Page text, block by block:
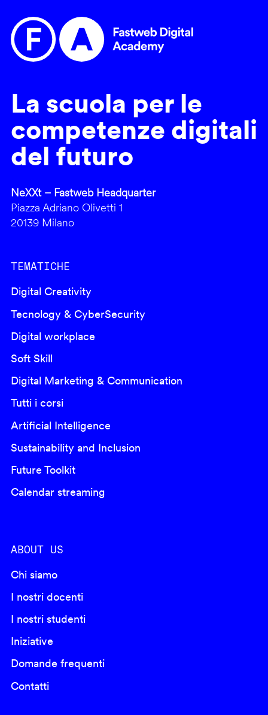
La scuola per le
competenze digitali
del futuro
NeXXt – Fastweb Headquarter
Piazza Adriano Olivetti 1
20139 Milano
TEMATICHE
Digital Creativity
Tecnology & CyberSecurity
Digital workplace
Soft Skill
Digital Marketing & Communication
Tutti i corsi
Artificial Intelligence
Sustainability and Inclusion
Future Toolkit
Calendar streaming
ABOUT US
Chi siamo
I nostri docenti
I nostri studenti
Iniziative
Domande frequenti
Contatti